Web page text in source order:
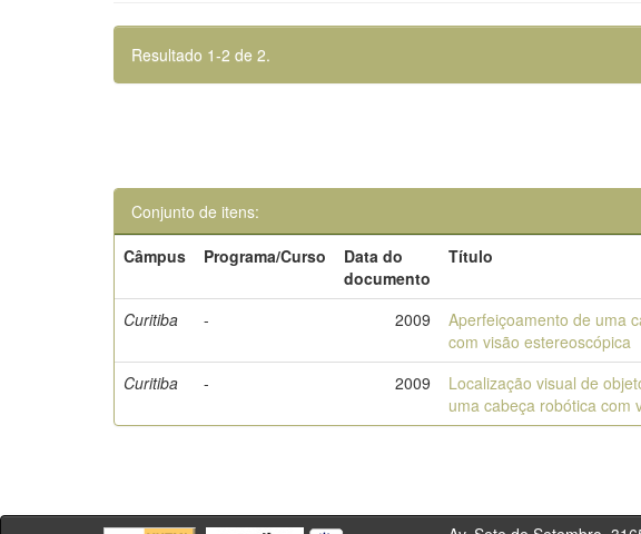
Resultado 1-2 de 2.
Conjunto de itens:
Câmpus
Programa/Curso
Data do
documento
Título
Curitiba - 2009
Aperfeiçoamento de uma
com visão estereoscópica
Curitiba
- 2009
Localização visual de
uma cabeça robótica com